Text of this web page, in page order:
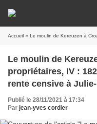
Accueil » Le moulin de Kereuzen à Crozon, les propriétaires, IV : 1824. Hervé Savina
Le moulin de
propriétaires, IV : 1824. Hervé Savina
rente censive à
Sevin, veuve de
nouvelle
Publié le 28/11/2021 à 17:34
Par jean-yves cordier